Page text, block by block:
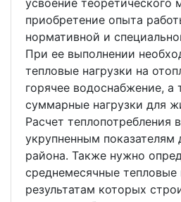
усвоение теоретического
приобретение опыта
нормативной и
При ее выполнении
тепловые нагрузки на
горячее водоснабжение, а
суммарные нагрузки для
Расчет теплопотребления
укрупненным показателям
района. Также нужно
среднемесячные тепловые
результатам которых